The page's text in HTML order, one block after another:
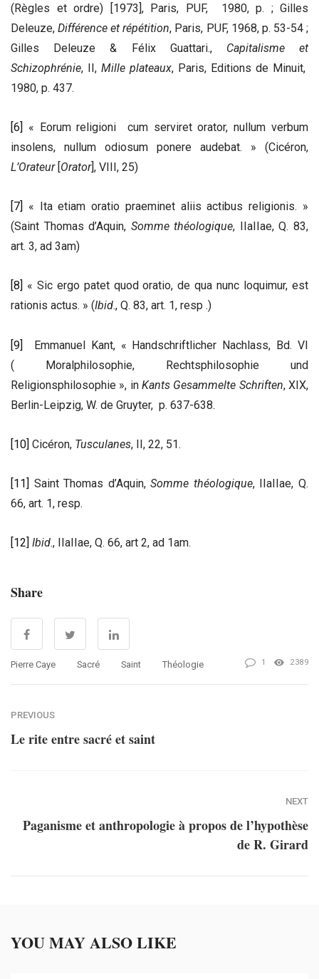
(Règles et ordre) [1973], Paris, PUF, 1980, p. ; Gilles
Deleuze,Différence et répétition, Paris, PUF, 1968, p. 53-54 ;
Gilles Deleuze & Félix Guattari., Capitalisme et
Schizophrénie, II, Mille plateaux, Paris, Editions de Minuit,
1980, p. 437.
[6] « Eorum religioni cum serviret orator, nullum verbum
insolens, nullum odiosum ponere audebat. » (Cicéron,
L’Orateur[Orator], VIII, 25)
[7]
« Ita etiam oratio praeminet aliis actibus religionis. »
(Saint Thomas d’Aquin, Somme théologique, IIaIIae, Q. 83,
art. 3, ad 3am)
[8]
« Sic ergo patet quod oratio, de qua nunc loquimur, est
rationis actus. » (Ibid., Q. 83, art. 1, resp .)
[9]
Emmanuel Kant, « Handschriftlicher Nachlass, Bd. VI
( Moralphilosophie, Rechtsphilosophie und
Religionsphilosophie », in Kants Gesammelte Schriften, XIX,
Berlin-Leipzig, W. de Gruyter, p. 637-638.
[10] Cicéron, Tusculanes, II, 22, 51.
[11] Saint Thomas d’Aquin,Somme théologique, IIaIIae, Q.
66, art. 1, resp.
[12] Ibid., IIaIIae, Q. 66, art 2, ad 1am.
Share
Pierre Caye Sacré Saint Théologie 1 2389
PREVIOUS
Le rite entre sacré et saint
NEXT
Paganisme et anthropologie à propos de l’hypothèse
de R. Girard
YOU MAY ALSO LIKE